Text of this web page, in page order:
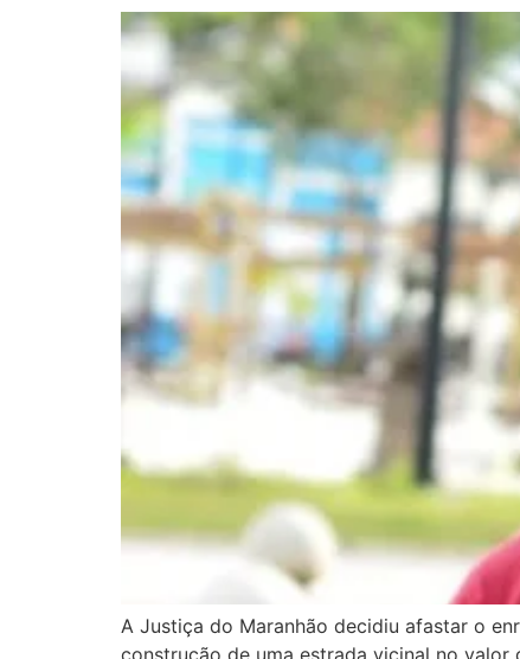
A Justiça do Maranhão decidiu afastar o
construção de uma estrada vicinal no valor